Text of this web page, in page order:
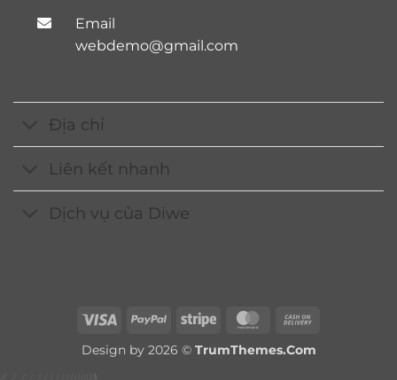
Email
webdemo@gmail.com
Địa chỉ
Liên kết nhanh
Dịch vụ của Diwe
Visa PayPal Stripe MasterCard
Delivery
Design by 2026 © TrumThemes.Com